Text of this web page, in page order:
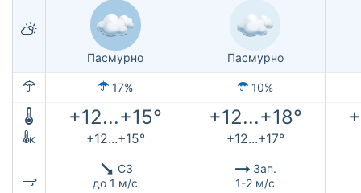
Пасмурно Пасмурно
17% 10%
+12...+15° +12...+18°
к +12...+15° +12...+17°
СЗ
до 1 м/с
Зап.
1-2 м/с